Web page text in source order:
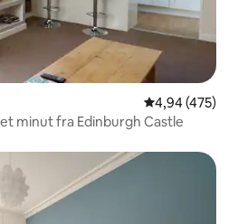
4,94 ud af 5 i
4,94 (475)
minut fra Edinburgh Castle